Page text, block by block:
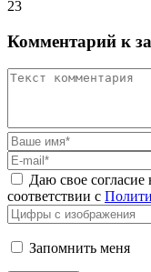
23
Комментарий к
Даю свое согласие
соответствии с
Запомнить меня